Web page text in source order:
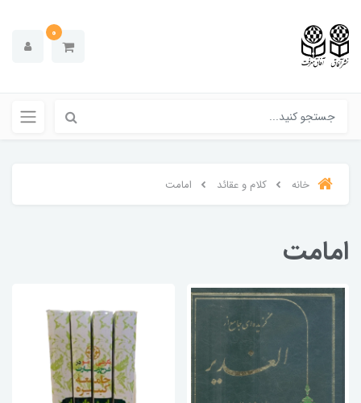
0
خانه کلام و عقائد امامت
امامت